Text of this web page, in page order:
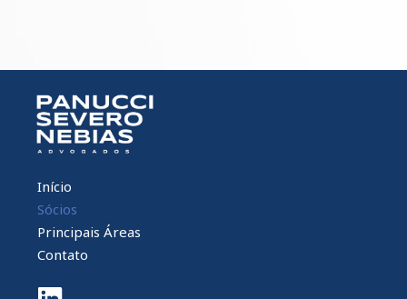
Início
Sócios
Principais Áreas
Contato